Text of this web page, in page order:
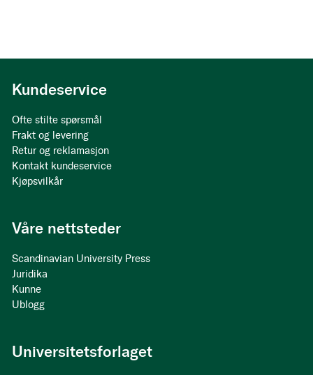
Kundeservice
Ofte stilte spørsmål
Frakt og levering
Retur og reklamasjon
Kontakt kundeservice
Kjøpsvilkår
Våre nettsteder
Scandinavian University Press
Juridika
Kunne
Ublogg
Universitetsforlaget